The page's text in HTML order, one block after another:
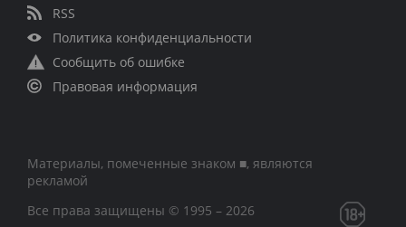
RSS
Политика конфиденциальности
Сообщить об ошибке
Правовая информация
Материалы, помеченные знаком ■, являются
рекламой
Все права защищены © 1995 – 2026